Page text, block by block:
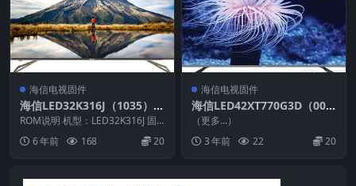
海信电视固件
海信LED32K316J（1035）B
OM5_C002_20111230官方
原厂USB刷机电视固件包
ROM说明 机型：LED32K316J 固
件版本：（1035） BOM：5 海
信...6 年前 168 20
海信电视固件
海信LED42XT770G3D（000
0）BOM1_C007_2012U盘刷
机固件
（更多…）
3 年前
22 20